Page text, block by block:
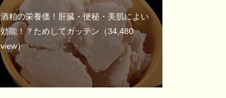
酒粕の栄養価！肝臓・便秘・美肌によい
効能！？ためしてガッテン （34,480
view）